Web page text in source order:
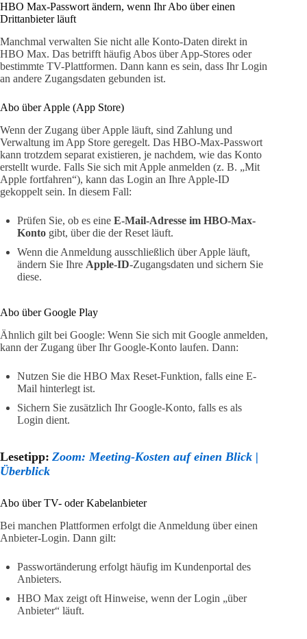
HBO Max-Passwort ändern, wenn Ihr Abo über einen
Drittanbieter läuft
Manchmal verwalten Sie nicht alle Konto-Daten direkt in
HBO Max. Das betrifft häufig Abos über App-Stores oder
bestimmte TV-Plattformen. Dann kann es sein, dass Ihr Login
an andere Zugangsdaten gebunden ist.
Abo über Apple (App Store)
Wenn der Zugang über Apple läuft, sind Zahlung und
Verwaltung im App Store geregelt. Das HBO-Max-Passwort
kann trotzdem separat existieren, je nachdem, wie das Konto
erstellt wurde. Falls Sie sich mit Apple anmelden (z. B. „Mit
Apple fortfahren“), kann das Login an Ihre Apple-ID
gekoppelt sein. In diesem Fall:
Prüfen Sie, ob es eine E-Mail-Adresse im HBO-Max-
Konto gibt, über die der Reset läuft.
Wenn die Anmeldung ausschließlich über Apple läuft,
ändern Sie Ihre Apple-ID-Zugangsdaten und sichern Sie
diese.
Abo über Google Play
Ähnlich gilt bei Google: Wenn Sie sich mit Google anmelden,
kann der Zugang über Ihr Google-Konto laufen. Dann:
Nutzen Sie die HBO Max Reset-Funktion, falls eine E-
Mail hinterlegt ist.
Sichern Sie zusätzlich Ihr Google-Konto, falls es als
Login dient.
Lesetipp: Zoom: Meeting-Kosten auf einen Blick |
Überblick
Abo über TV- oder Kabelanbieter
Bei manchen Plattformen erfolgt die Anmeldung über einen
Anbieter-Login. Dann gilt:
Passwortänderung erfolgt häufig im Kundenportal des
Anbieters.
HBO Max zeigt oft Hinweise, wenn der Login „über
Anbieter“ läuft.